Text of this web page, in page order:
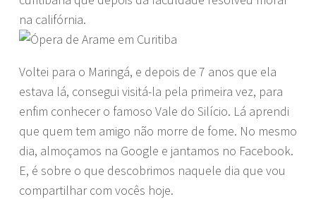
na califórnia.
Voltei para o Maringá, e depois de 7 anos que ela
estava lá, consegui visitá-la pela primeira vez, para
enfim conhecer o famoso Vale do Silício. Lá aprendi
que quem tem amigo não morre de fome. No mesmo
dia, almoçamos na Google e jantamos no Facebook.
E, é sobre o que descobrimos naquele dia que vou
compartilhar com vocês hoje.